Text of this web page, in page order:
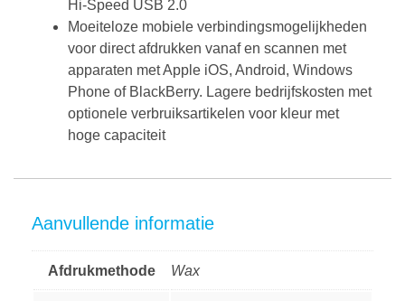
Hi-Speed USB 2.0
Moeiteloze mobiele verbindingsmogelijkheden
voor direct afdrukken vanaf en scannen met
apparaten met Apple iOS, Android, Windows
Phone of BlackBerry. Lagere bedrijfskosten met
optionele verbruiksartikelen voor kleur met
hoge capaciteit
Aanvullende informatie
Afdrukmethode Wax